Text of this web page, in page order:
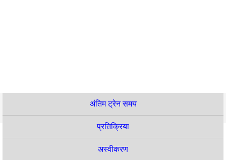
अंतिम ट्रेन समय
प्रतिक्रिया
अस्वीकरण